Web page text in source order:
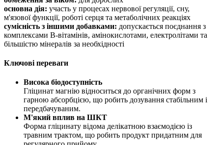
основна дія: участь у процесах нервової регуляції, сну,
м'язової функції, роботі серця та метаболічних реакціях
сумісність з іншими добавками: допускається поєднання з
комплексами B-вітамінів, амінокислотами, електролітами та
більшістю мінералів за необхідності
Ключові переваги
Висока біодоступність
Гліцинат магнію відноситься до органічних форм з
гарною абсорбцією, що робить дозування стабільним і
передбачуваним.
М'який вплив на ШКТ
Форма гліцинату відома делікатною взаємодією із
травним трактом, що робить продукт придатним для